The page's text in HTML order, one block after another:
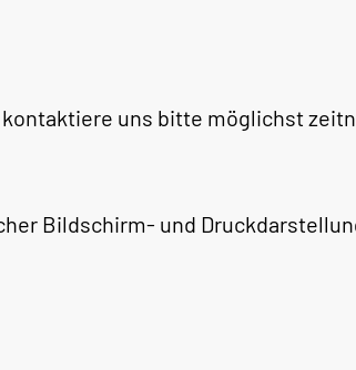
uns bitte möglichst
Bildschirm- und